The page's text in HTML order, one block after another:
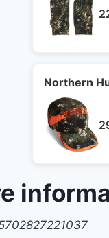
Northern